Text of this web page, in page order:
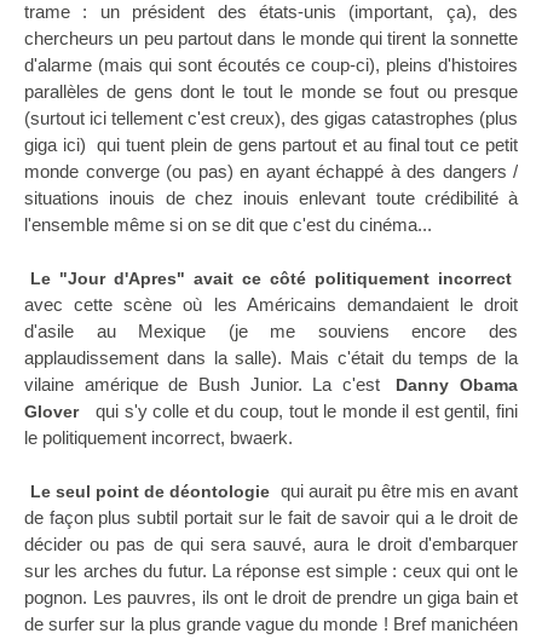
trame : un président des états-unis (important, ça), des
chercheurs un peu partout dans le monde qui tirent la sonnette
d'alarme (mais qui sont écoutés ce coup-ci), pleins d'histoires
parallèles de gens dont le tout le monde se fout ou presque
(surtout ici tellement c'est creux), des gigas catastrophes (plus
giga ici) qui tuent plein de gens partout et au final tout ce petit
monde converge (ou pas) en ayant échappé à des dangers /
situations inouis de chez inouis enlevant toute crédibilité à
l'ensemble même si on se dit que c'est du cinéma...
Le "Jour d'Apres" avait ce côté politiquement incorrect
avec cette scène où les Américains demandaient le droit
d'asile au Mexique (je me souviens encore des
applaudissement dans la salle). Mais c'était du temps de la
vilaine amérique de Bush Junior. La c'est
Danny Obama
Glover
qui s'y colle et du coup, tout le monde il est gentil, fini
le politiquement incorrect, bwaerk.
Le seul point de déontologie qui aurait pu être mis en avant
de façon plus subtil portait sur le fait de savoir qui a le droit de
décider ou pas de qui sera sauvé, aura le droit d'embarquer
sur les arches du futur. La réponse est simple : ceux qui ont le
pognon. Les pauvres, ils ont le droit de prendre un giga bain et
de surfer sur la plus grande vague du monde ! Bref manichéen